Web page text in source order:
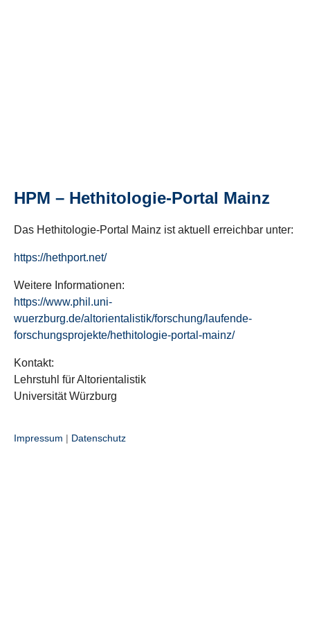
HPM – Hethitologie-Portal Mainz
Das Hethitologie-Portal Mainz ist aktuell erreichbar unter:
https://hethport.net/
Weitere Informationen:
https://www.phil.uni-
wuerzburg.de/altorientalistik/forschung/laufende-
forschungsprojekte/hethitologie-portal-mainz/
Kontakt:
Lehrstuhl für Altorientalistik
Universität Würzburg
Impressum | Datenschutz